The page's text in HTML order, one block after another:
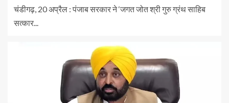
चंडीगढ़, 20 अप्रैल : पंजाब सरकार ने ‘जगत जोत श्री गुरु ग्रंथ साहिब
सत्कार...